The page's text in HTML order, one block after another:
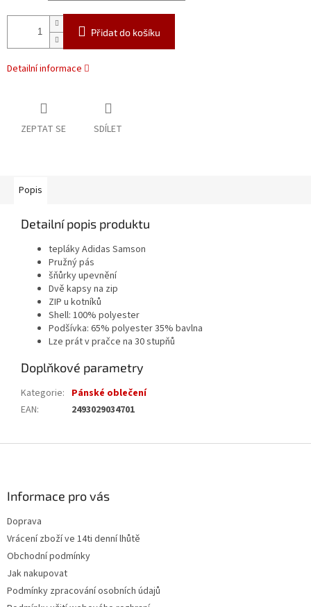
Přidat do košíku
Detailní informace
ZEPTAT SE SDÍLET
Popis
Detailní popis produktu
tepláky Adidas Samson
Pružný pás
šňůrky upevnění
Dvě kapsy na zip
ZIP u kotníků
Shell: 100% polyester
Podšívka: 65% polyester 35% bavlna
Lze prát v pračce na 30 stupňů
Doplňkové parametry
Kategorie: Pánské oblečení
EAN: 2493029034701
Informace pro vás
Doprava
Vrácení zboží ve 14ti denní lhůtě
Obchodní podmínky
Jak nakupovat
Podmínky zpracování osobních údajů